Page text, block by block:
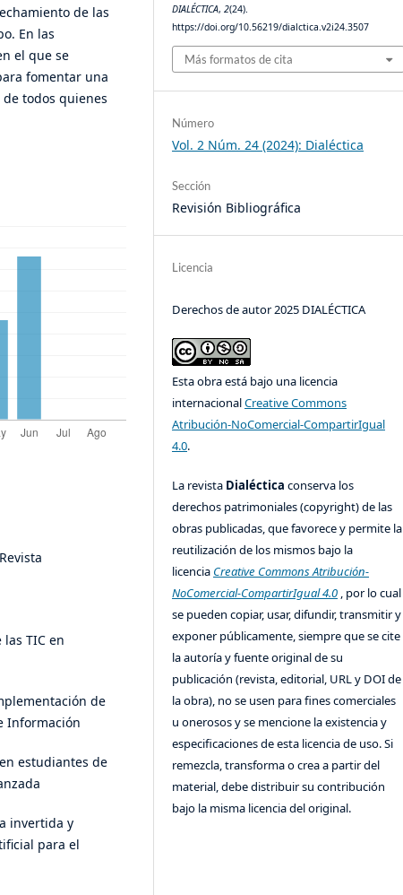
de las
En las
el que se
fomentar una
todos quienes
TIC en
de
Información
estudiantes de
invertida y
para el
DIALÉCTICA,2(24).
https://doi.org/10.56219/dialctica.v2i24.3507
Más formatos de cita
Número
Vol. 2 Núm. 24 (2024): Dialéctica
Sección
Revisión Bibliográfica
Licencia
Derechos de autor 2025 DIALÉCTICA
Esta obra está bajo una licencia
internacionalCreative Commons
Atribución-NoComercial-CompartirIgual
4.0.
La revista Dialécticaconserva los
derechos patrimoniales (copyright) de las
obras publicadas, que favorece y permite la
reutilización de los mismos bajo la
licencia Creative Commons Atribución-
NoComercial-CompartirIgual 4.0 , por lo cual
se pueden copiar, usar, difundir, transmitir y
exponer públicamente, siempre que se cite
la autoría y fuente original de su
publicación (revista, editorial, URL y DOI de
la obra), no se usen para fines comerciales
u onerosos y se mencione la existencia y
especificaciones de esta licencia de uso. Si
remezcla, transforma o crea a partir del
material, debe distribuir su contribución
bajo la misma licencia del original.